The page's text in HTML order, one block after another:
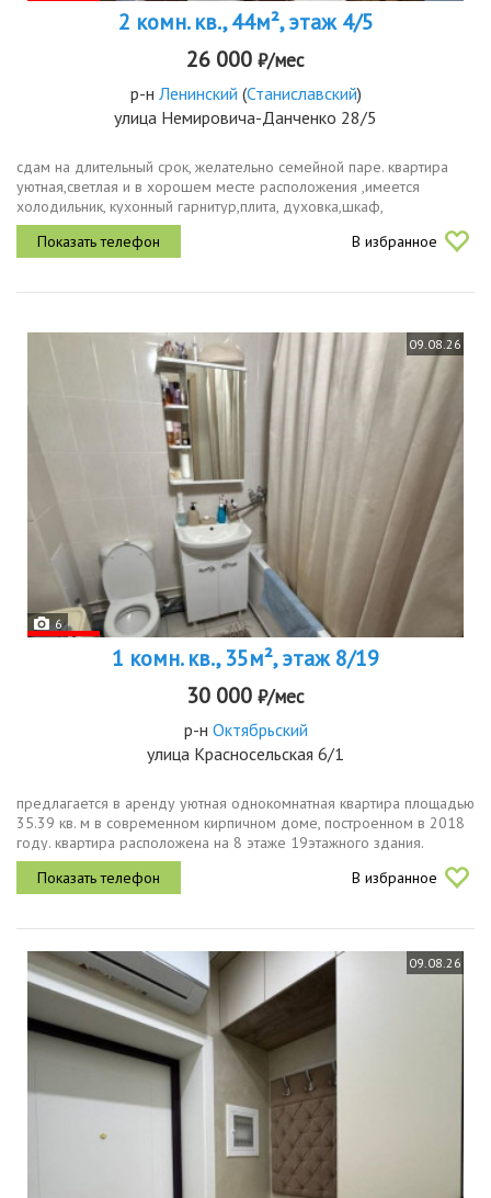
2 комн. кв., 44м², этаж 4/5
26 000 ₽/мес
р-н Ленинский (Станиславский)
улица Немировича-Данченко 28/5
сдам на длительный срок, желательно семейной паре. квартира
уютная,светлая и в хорошем месте расположения ,имеется
холодильник, кухонный гарнитур,плита, духовка,шкаф,
микроволновка, стиральная машина, утюг, диван 2х спальный.
рядом конечная...
В избранное
09.08.26
6
1 комн. кв., 35м², этаж 8/19
30 000 ₽/мес
р-н Октябрьский
улица Красносельская 6/1
предлагается в аренду уютная однокомнатная квартира площадью
35.39 кв. м в современном кирпичном доме, построенном в 2018
году. квартира расположена на 8 этаже 19этажного здания.
высокие потолки 2.7 м и окна, выходящие на улицу, создают
светлую и...
В избранное
09.08.26